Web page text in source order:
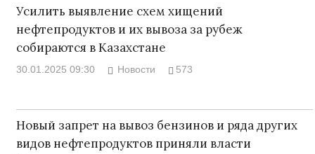
Усилить выявление схем хищений
нефтепродуктов и их вывоза за рубеж
собираются в Казахстане
30.01.2025 09:30 Новости 573
Новый запрет на вывоз бензинов и ряда других
видов нефтепродуктов приняли власти